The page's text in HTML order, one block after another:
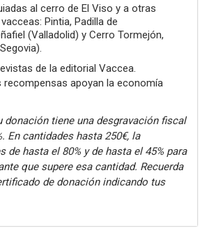
al cerro de El Viso y a otras
Pintia, Padilla de
(Valladolid) y Cerro Tormejón,
de la editorial Vaccea.
recompensas apoyan la economía
donación tiene una desgravación fiscal
En cantidades hasta 250€, la
de hasta el 80% y de hasta el 45% para
que supere esa cantidad. Recuerda
de donación indicando tus